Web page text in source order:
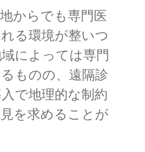
からでも専門医
る環境が整いつ
によっては専門
ものの、遠隔診
で地理的な制約
を求めることが